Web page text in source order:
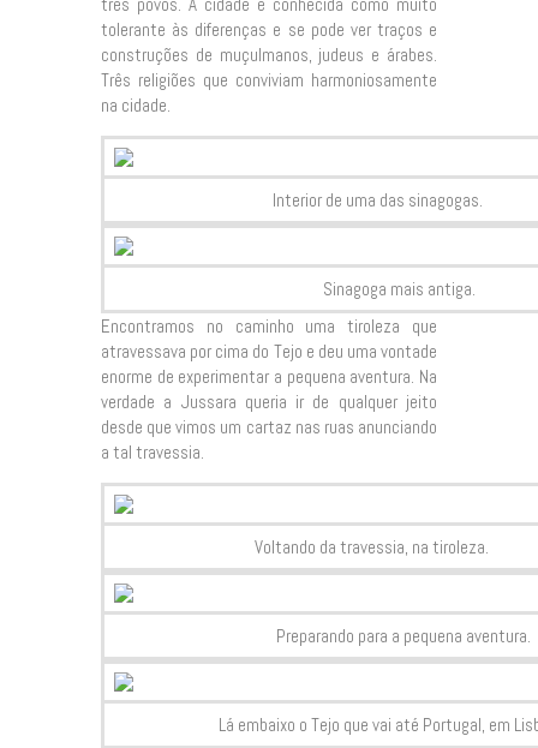
tolerante às diferenças e se pode ver traços e
construções de muçulmanos, judeus e árabes.
Três religiões que conviviam harmoniosamente
na cidade.
Interior de uma das sinagogas.
Sinagoga mais antiga.
Encontramos no caminho uma tiroleza que
atravessava por cima do Tejo e deu uma vontade
enorme de experimentar a pequena aventura. Na
verdade a Jussara queria ir de qualquer jeito
desde que vimos um cartaz nas ruas anunciando
a tal travessia.
Voltando da travessia, na tiroleza.
Preparando para a pequena aventura.
Lá embaixo o Tejo que vai até Portugal, em